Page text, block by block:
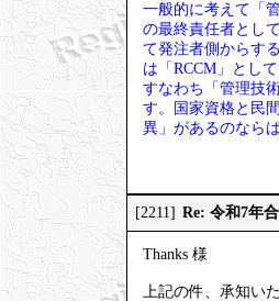
一般的に考えて「
の最終責任者とし
て発注者側からす
は「RCCM」とし
すなわち「管理技
す。国家資格と民
異」があるのなら
[2211] Re: 令和7年
Thanks 様
上記の件、承知い